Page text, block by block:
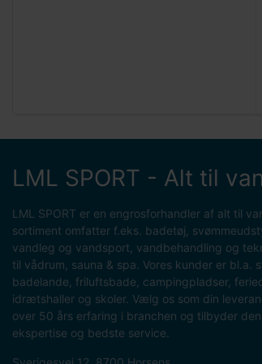
LML SPORT - Alt til
LML SPORT er en engrosforhandler af alt til
sortiment omfatter f.eks. badetøj,
vandleg og vandsport, vandbehandling og
til vådrum, sauna & spa. Vores kunder er bl.a.
badelande, friluftsbade, campingpladser,
idrætshaller og skoler. Vælg os som din
over 50 års erfaring i branchen og tilbyder
ekspertise og bedste service.